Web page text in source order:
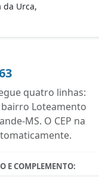
da Urca,
quatro linhas:
Loteamento
MS. O CEP na
E COMPLEMENTO: